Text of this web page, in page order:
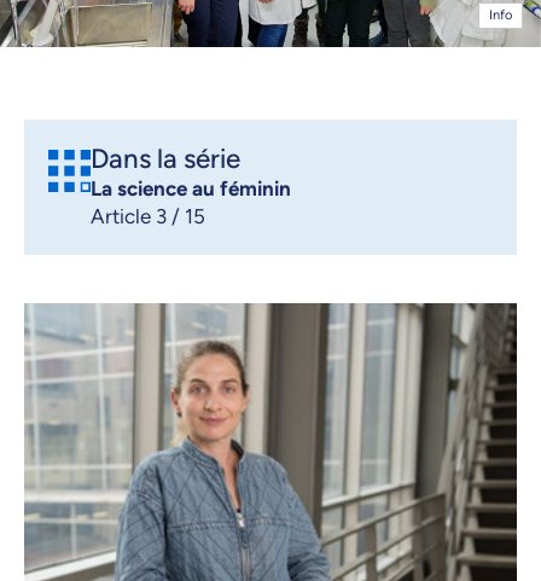
Info
Dans la série
La science au féminin
Article 3 / 15